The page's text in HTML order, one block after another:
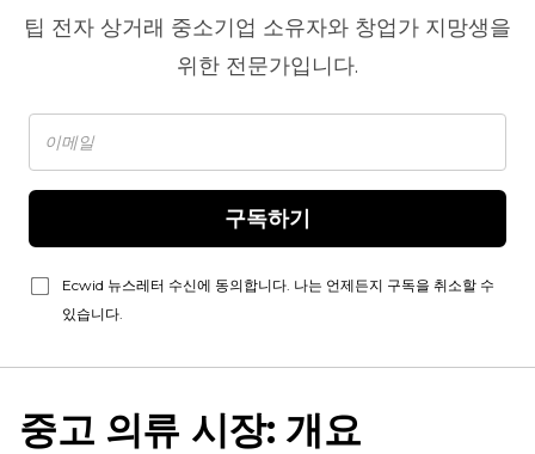
팁 전자 상거래 중소기업 소유자와 창업가 지망생을
위한 전문가입니다.
구독하기
Ecwid 뉴스레터 수신에 동의합니다. 나는 언제든지 구독을 취소할 수
있습니다.
중고 의류 시장: 개요